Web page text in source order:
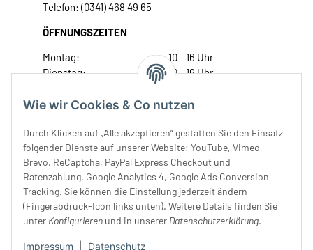
Wie wir Cookies & Co nutzen
Durch Klicken auf „Alle akzeptieren“ gestatten Sie den Einsatz
folgender Dienste auf unserer Website: YouTube, Vimeo,
Brevo, ReCaptcha, PayPal Express Checkout und
Ratenzahlung, Google Analytics 4, Google Ads Conversion
Tracking. Sie können die Einstellung jederzeit ändern
(Fingerabdruck-Icon links unten). Weitere Details finden Sie
unter Konfigurieren und in unserer Datenschutzerklärung.
Impressum Datenschutz
Telefon: (0341) 468 49 65
ÖFFNUNGSZEITEN
Montag:
10 - 16 Uhr
Dienstag:
10 - 16 Uhr
Donnerstag:
10 - 18 Uhr
Samstag:
10 - 14 Uhr
Unser Service
Rechtliches